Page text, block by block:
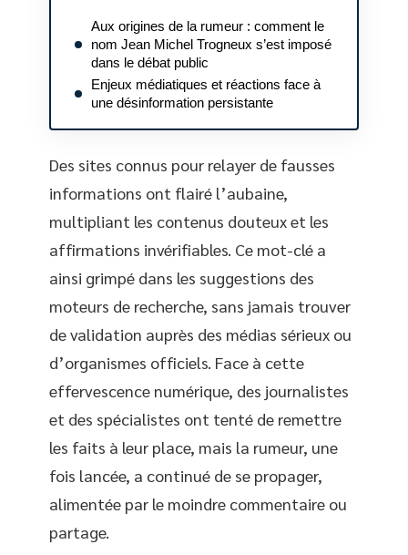
Aux origines de la rumeur : comment le
nom Jean Michel Trogneux s’est imposé
dans le débat public
Enjeux médiatiques et réactions face à
une désinformation persistante
Des sites connus pour relayer de fausses
informations ont flairé l’aubaine,
multipliant les contenus douteux et les
affirmations invérifiables. Ce mot-clé a
ainsi grimpé dans les suggestions des
moteurs de recherche, sans jamais trouver
de validation auprès des médias sérieux ou
d’organismes officiels. Face à cette
effervescence numérique, des journalistes
et des spécialistes ont tenté de remettre
les faits à leur place, mais la rumeur, une
fois lancée, a continué de se propager,
alimentée par le moindre commentaire ou
partage.